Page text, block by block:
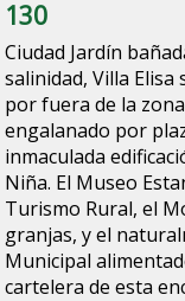
130
Ciudad Jardín
salinidad, Villa
por fuera de la
engalanado por
inmaculada
Niña. El Museo
Turismo Rural, el
granjas, y el
Municipal
cartelera de esta